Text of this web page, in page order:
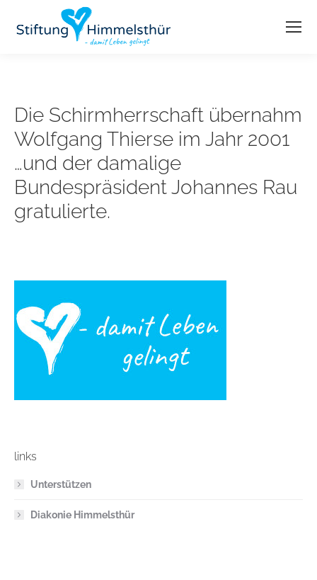
Die Schirmherrschaft übernahm
Wolfgang Thierse im Jahr 2001
…und der damalige
Bundespräsident Johannes Rau
gratulierte.
links
Unterstützen
Diakonie Himmelsthür